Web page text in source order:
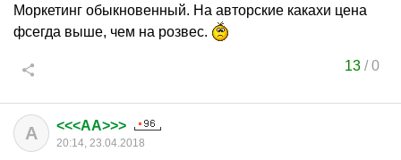
Моркетинг обыкновенный. На авторские какахи цена
фсегда выше, чем на розвес.
13 /0
A <<<AA>>>
20:14, 23.04.2018